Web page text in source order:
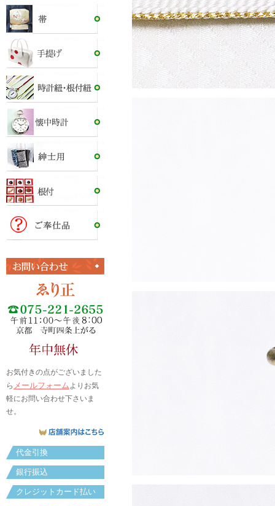
お気付きの点がございました
ら メールフォームよりお気
軽にお問い合わせ下さいま
せ。
代金引換
銀行振込
クレジットカード払い